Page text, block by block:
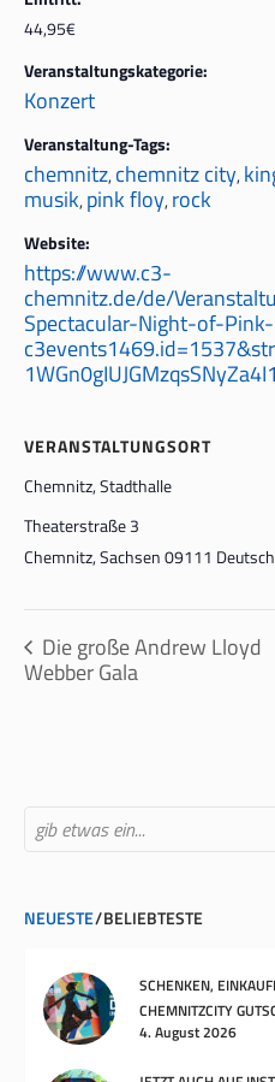
44,95€
Veranstaltungskategorie:
Konzert
Veranstaltung-Tags:
chemnitz,chemnitz city,
musik,pink floy,rock
Website:
https://www.c3-
chemnitz.de/de/
Spectacular-Night-of-
VERANSTALTUNGSORT
Chemnitz, Stadthalle
Theaterstraße 3
Chemnitz,Sachsen09111
Die große Andrew Lloyd
Webber Gala
NEUESTE BELIEBTESTE
SCHENKEN,
CHEMNITZCITY
4. August 2026